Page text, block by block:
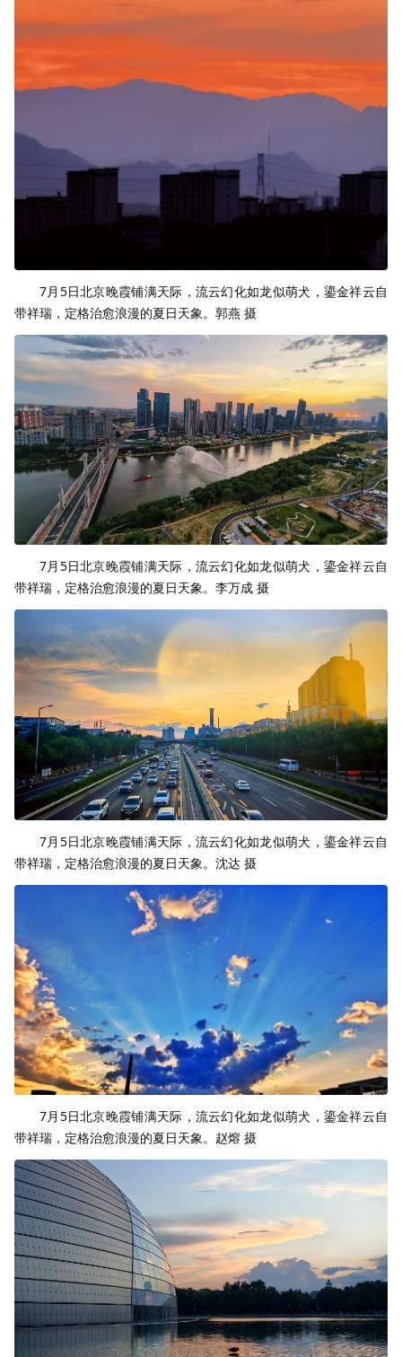
7月5日北京晚霞铺满天际，流云幻化如龙似萌犬，鎏金祥云自
带祥瑞，定格治愈浪漫的夏日天象。郭燕 摄
7月5日北京晚霞铺满天际，流云幻化如龙似萌犬，鎏金祥云自
带祥瑞，定格治愈浪漫的夏日天象。李万成 摄
7月5日北京晚霞铺满天际，流云幻化如龙似萌犬，鎏金祥云自
带祥瑞，定格治愈浪漫的夏日天象。沈达 摄
7月5日北京晚霞铺满天际，流云幻化如龙似萌犬，鎏金祥云自
带祥瑞，定格治愈浪漫的夏日天象。赵熔 摄